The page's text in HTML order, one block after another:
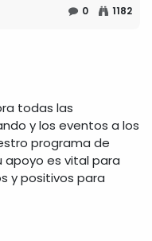
0 1182
todas las
y los eventos a los
programa de
apoyo es vital para
y positivos para